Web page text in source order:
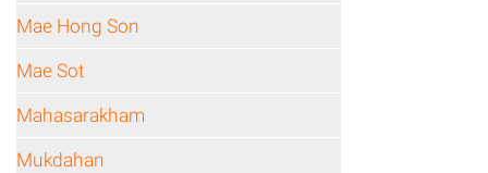
Mae Hong Son
Mae Sot
Mahasarakham
Mukdahan